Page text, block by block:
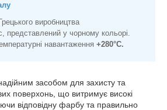
виробництва
представлений у чорному кольорі.
навантаження +280°С.
засобом для захисту та
поверхонь, що витримує високі
відповідну фарбу та правильно